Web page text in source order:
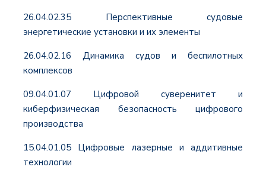
26.04.02.35 Перспективные судовые
энергетические установки и их элементы
26.04.02.16 Динамика судов и беспилотных
комплексов
09.04.01.07 Цифровой суверенитет и
киберфизическая безопасность цифрового
производства
15.04.01.05 Цифровые лазерные и аддитивные
технологии